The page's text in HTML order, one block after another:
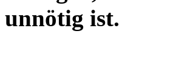
unnötig ist.